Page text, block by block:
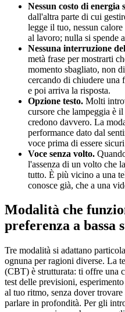
Nessun costo di energia
dall'altra parte di cui
legge il tuo, nessun
al lavoro; nulla si spende
Nessuna interruzione
metà frase per mostrarti
momento sbagliato, non
cercando di chiudere
e poi arriva la risposta.
Opzione testo. Molti
cursore che lampeggia è
credono davvero. La
performance dato dal
voce prima di essere
Voce senza volto.
l'assenza di un volto che
tutto. È più vicino a una
conosce già, che a una
Modalità che
preferenza a bassa
Tre modalità si adattano
ognuna per ragioni diverse. La
(CBT) è strutturata: ti offre una
test delle previsioni,
al tuo ritmo, senza dover
parlare in profondità. Per gli